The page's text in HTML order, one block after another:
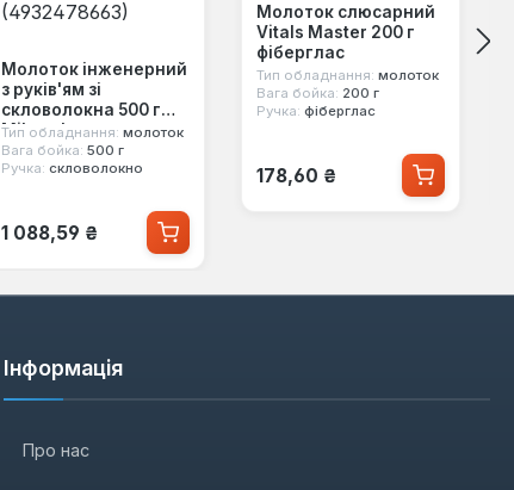
Молоток інженерний
з руків'ям зі
скловолокна 500 г
Milwaukee
(4932478663)
Тип обладнання: молоток
Вага бойка: 500 г
Ручка: скловолокно
Звичайна ціна:
1 088,59 ₴
Молоток слюсарний
Vitals Master 200 г
фіберглас
Тип обладнання: молоток
Вага бойка: 200 г
Ручка: фіберглас
Звичайна ціна:
178,60 ₴
Інформація
Про нас